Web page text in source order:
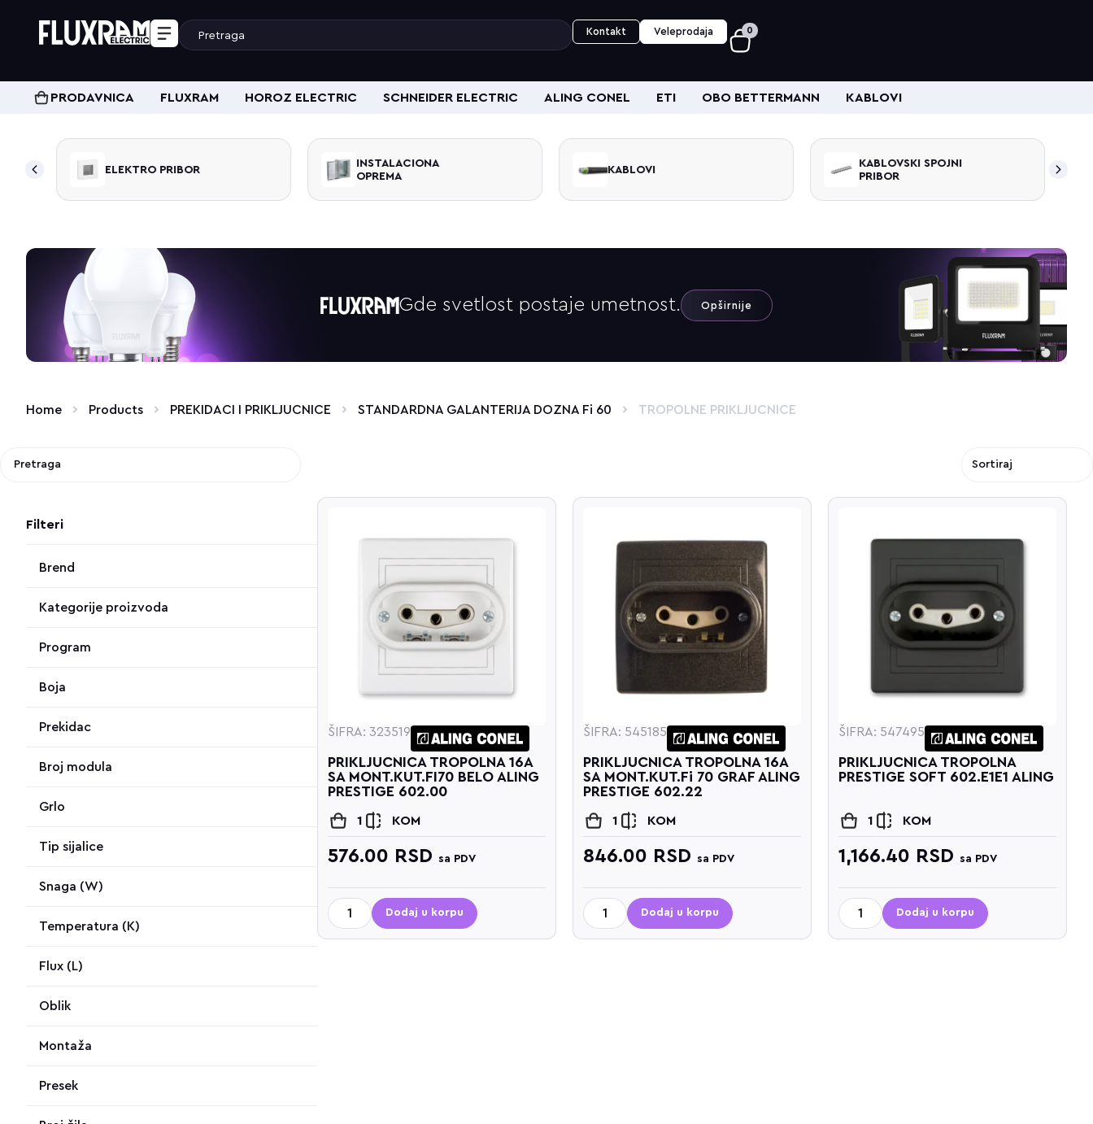
Kontakt Veleprodaja 0
PRODAVNICA FLUXRAM HOROZ ELECTRIC SCHNEIDER ELECTRIC ALING CONEL ETI OBO BETTERMANN KABLOVI
ELEKTRO PRIBOR
INSTALACIONA
OPREMA
KABLOVI
KABLOVSKI SPOJNI
PRIBOR
Gde svetlost postaje umetnost. Opširnije
Home Products PREKIDACI I PRIKLJUCNICE STANDARDNA GALANTERIJA DOZNA Fi 60 TROPOLNE PRIKLJUCNICE
Filteri
Brend
Kategorije proizvoda
Program
Boja
Prekidac
Broj modula
Grlo
Tip sijalice
Snaga (W)
Temperatura (K)
Flux (L)
Oblik
Montaža
Presek
ŠIFRA: 323519
PRIKLJUCNICA TROPOLNA 16A
SA MONT.KUT.FI70 BELO ALING
PRESTIGE 602.00
1 KOM
576.00 RSD sa PDV
Dodaj u korpu
ŠIFRA: 545185
PRIKLJUCNICA TROPOLNA 16A
SA MONT.KUT.Fi 70 GRAF ALING
PRESTIGE 602.22
1 KOM
846.00 RSD sa PDV
Dodaj u korpu
ŠIFRA: 547495
PRIKLJUCNICA TROPOLNA
PRESTIGE SOFT 602.E1E1 ALING
1 KOM
1,166.40 RSD sa PDV
Dodaj u korpu